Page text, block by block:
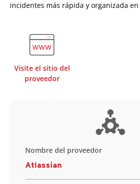
incidentes más rápida y organizada
Visite el sitio del
proveedor
Nombre del proveedor
Atlassian